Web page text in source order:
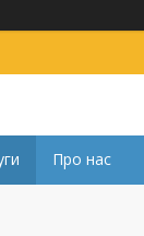
Про нас